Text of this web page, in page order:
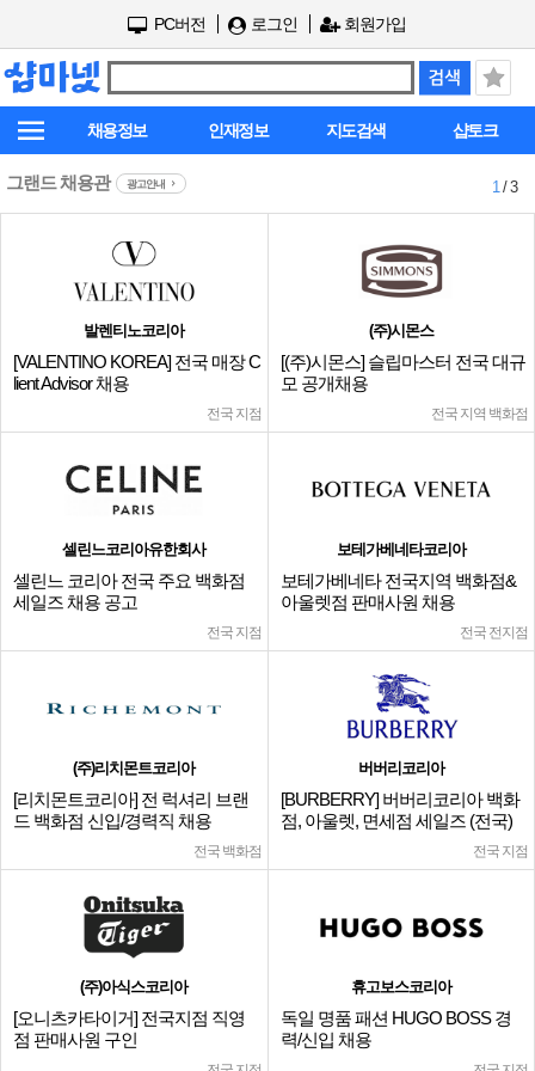
PC버전 로그인 회원가입
채용정보 인재정보 지도검색 샵토크
그랜드 채용관 광고안내 1/ 3
발렌티노코리아
[VALENTINO KOREA] 전국 매장 C
lient Advisor 채용
전국 지점
(주)시몬스
[(주)시몬스] 슬립마스터 전국 대규
모 공개채용
전국 지역 백화점
셀린느코리아유한회사
셀린느 코리아 전국 주요 백화점
세일즈 채용 공고
전국 지점
보테가베네타코리아
보테가베네타 전국지역 백화점&
아울렛점 판매사원 채용
전국 전지점
(주)리치몬트코리아
[리치몬트코리아] 전 럭셔리 브랜
드 백화점 신입/경력직 채용
전국 백화점
버버리코리아
[BURBERRY] 버버리코리아 백화
점, 아울렛, 면세점 세일즈 (전국)
전국 지점
(주)아식스코리아
[오니츠카타이거] 전국지점 직영
점 판매사원 구인
휴고보스코리아
독일 명품 패션 HUGO BOSS 경
력/신입 채용